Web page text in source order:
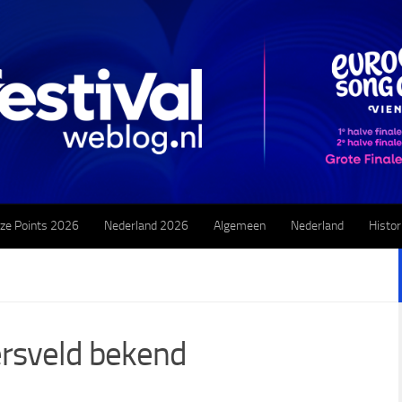
Points 2026 Nederland 2026 Algemeen Nederland
bekend